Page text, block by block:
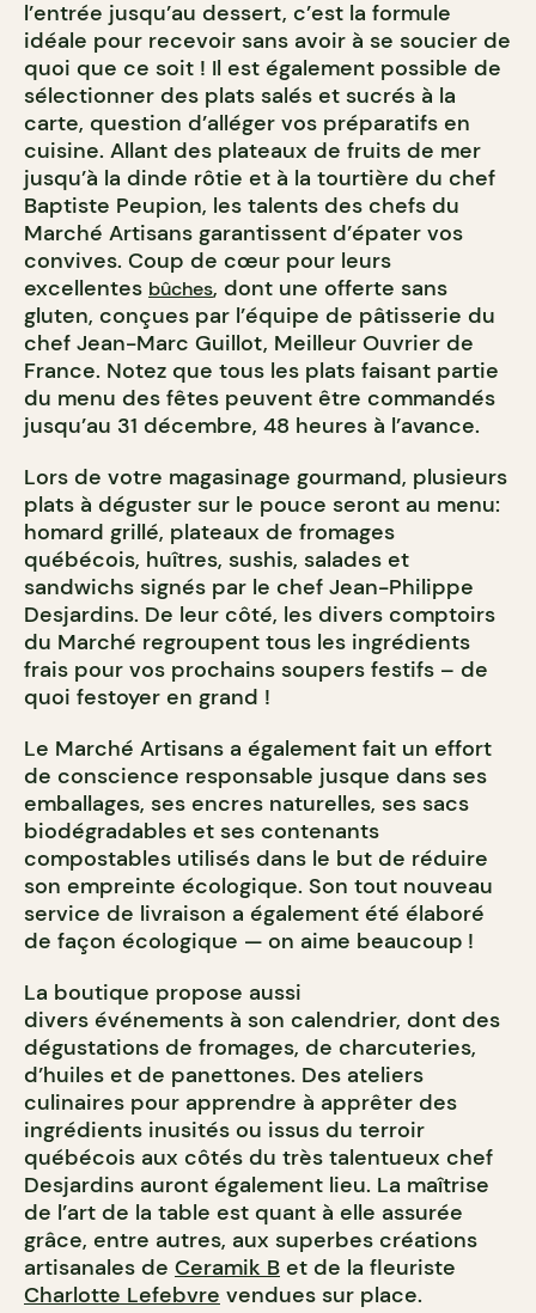
l’entrée jusqu’au dessert, c’est la formule
idéale pour recevoir sans avoir à se soucier de
quoi que ce soit ! Il est également possible de
sélectionner des plats salés et sucrés à la
carte, question d’alléger vos préparatifs en
cuisine. Allant des plateaux de fruits de mer
jusqu’à la dinde rôtie et à la tourtière du chef
Baptiste Peupion, les talents des chefs du
Marché Artisans garantissent d’épater vos
convives. Coup de cœur pour leurs
excellentes bûches, dont une offerte sans
gluten, conçues par l’équipe de pâtisserie du
chef Jean-Marc Guillot, Meilleur Ouvrier de
France. Notez que tous les plats faisant partie
du menu des fêtes peuvent être commandés
jusqu’au 31 décembre, 48 heures à l’avance.
Lors de votre magasinage gourmand, plusieurs
plats à déguster sur le pouce seront au menu:
homard grillé, plateaux de fromages
québécois, huîtres, sushis, salades et
sandwichs signés par le chef Jean-Philippe
Desjardins. De leur côté, les divers comptoirs
du Marché regroupent tous les ingrédients
frais pour vos prochains soupers festifs – de
quoi festoyer en grand !
Le Marché Artisans a également fait un effort
de conscience responsable jusque dans ses
emballages, ses encres naturelles, ses sacs
biodégradables et ses contenants
compostables utilisés dans le but de réduire
son empreinte écologique. Son tout nouveau
service de livraison a également été élaboré
de façon écologique — on aime beaucoup !
La boutique propose aussi
divers événements à son calendrier, dont des
dégustations de fromages, de charcuteries,
d’huiles et de panettones. Des ateliers
culinaires pour apprendre à apprêter des
ingrédients inusités ou issus du terroir
québécois aux côtés du très talentueux chef
Desjardins auront également lieu. La maîtrise
de l’art de la table est quant à elle assurée
grâce, entre autres, aux superbes créations
artisanales de Ceramik B et de la fleuriste
Charlotte Lefebvre vendues sur place.